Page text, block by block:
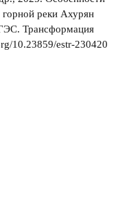
горной реки Ахурян
Трансформация
10.23859/estr-230420